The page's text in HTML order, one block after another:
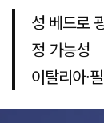
성 베드로
정 가능성
이탈리아·